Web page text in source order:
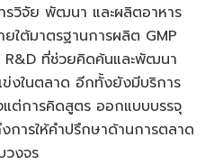
รวิจัย พัฒนา และผลิตอาหาร
ใต้มาตรฐานการผลิต GMP
ที่ช่วยคิดค้นและพัฒนา
งในตลาด อีกทั้งยังมีบริการ
ต่การคิดสูตร ออกแบบบรรจุ
ารให้คำปรึกษาด้านการตลาด
วงจร